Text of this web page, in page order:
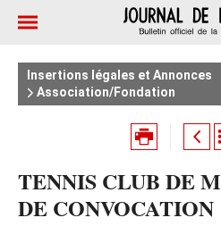
Insertions légales et Annonces
Association/Fondation
TENNIS CLUB DE
DE CONVOCATION